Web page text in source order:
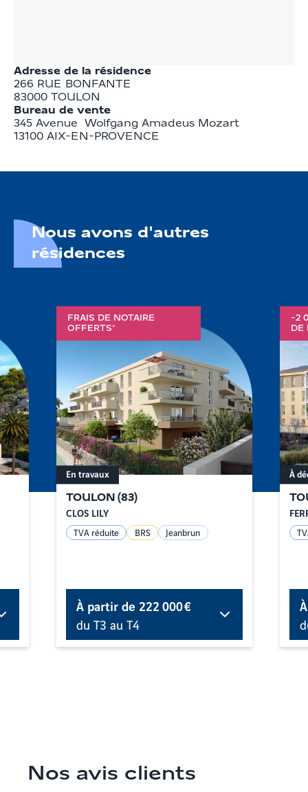
Adresse de la résidence
266 RUE BONFANTE
83000 TOULON
Bureau de vente
345 Avenue  Wolfgang Amadeus Mozart
13100 AIX-EN-PROVENCE
Nous avons d'autres
résidences
FRAIS DE NOTAIRE
OFFERTS*
TOULON (83)
CLOS LILY
En travaux
TVA réduite BRS Jeanbrun
À partir de222 000 €
du T3 au T4
-2
DE
À
Nos avis clients